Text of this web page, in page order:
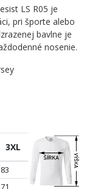
LS R05 je
pri športe alebo
bavlne je
nosenie.
3XL
83
71